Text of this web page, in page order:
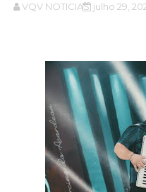
VQV NOTICIAS julho 29,